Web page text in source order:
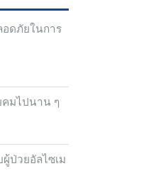
อดภัยในการ
คมไปนาน ๆ
ป่วยอัลไซเม